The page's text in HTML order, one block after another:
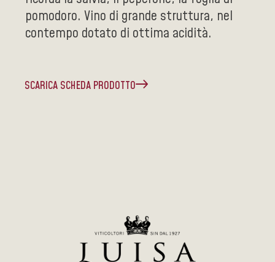
pomodoro. Vino di grande struttura, nel
contempo dotato di ottima acidità.
SCARICA SCHEDA PRODOTTO